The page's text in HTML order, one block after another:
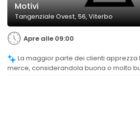
Motivi
Tangenziale Ovest, 56, Viterbo
Apre alle 09:00
merce, considerandola buona o molto